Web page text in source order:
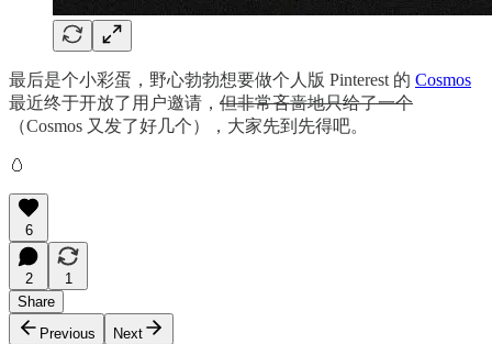
最后是个小彩蛋，野心勃勃想要做个人版 Pinterest 的 Cosmos
最近终于开放了用户邀请， 但非常吝啬地只给了一个
（Cosmos 又发了好几个），大家先到先得吧。
🥚
6
2
1
Share
Previous
Next